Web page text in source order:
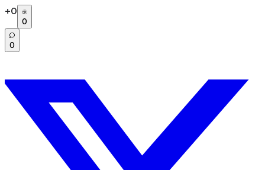
+0
0
0